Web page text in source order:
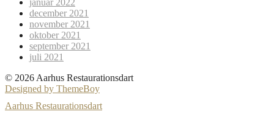
december 2021
november 2021
oktober 2021
september 2021
juli 2021
© 2026 Aarhus Restaurationsdart
Designed by ThemeBoy
Aarhus Restaurationsdart